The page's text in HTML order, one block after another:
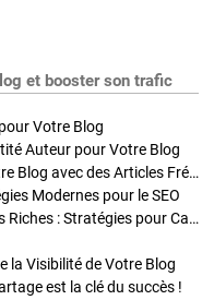
et booster son trafic
Votre Blog
Auteur pour Votre Blog
Stratégies de Publication : Boostez Votre Blog avec des Articles Fréquents et Exclusifs
Modernes pour le SEO
Enrichir Vos Articles avec des Contenus Riches : Stratégies pour Captiver et Optimiser
la Visibilité de Votre Blog
est la clé du succès !